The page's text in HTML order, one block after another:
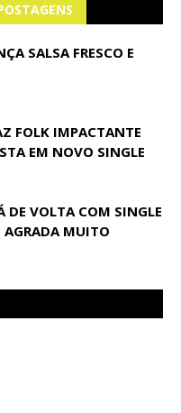
SALSA FRESCO E
FOLK IMPACTANTE
EM NOVO SINGLE
DE VOLTA COM SINGLE
AGRADA MUITO